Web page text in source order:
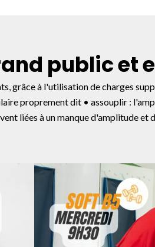
public et
grâce à l'utilisation de charges
proprement dit • assouplir :
liées à un manque d'amplitude et